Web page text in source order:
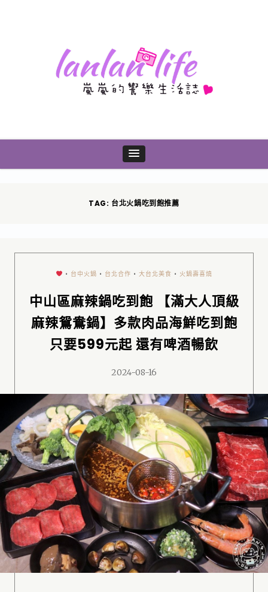
TAG: 台北火鍋吃到飽推薦
• 台中火鍋 • 台北合作 • 大台北美食 • 火鍋壽喜燒
中山區麻辣鍋吃到飽 【滿大人頂級
麻辣鴛鴦鍋】多款肉品海鮮吃到飽
只要599元起 還有啤酒暢飲
2024-08-16